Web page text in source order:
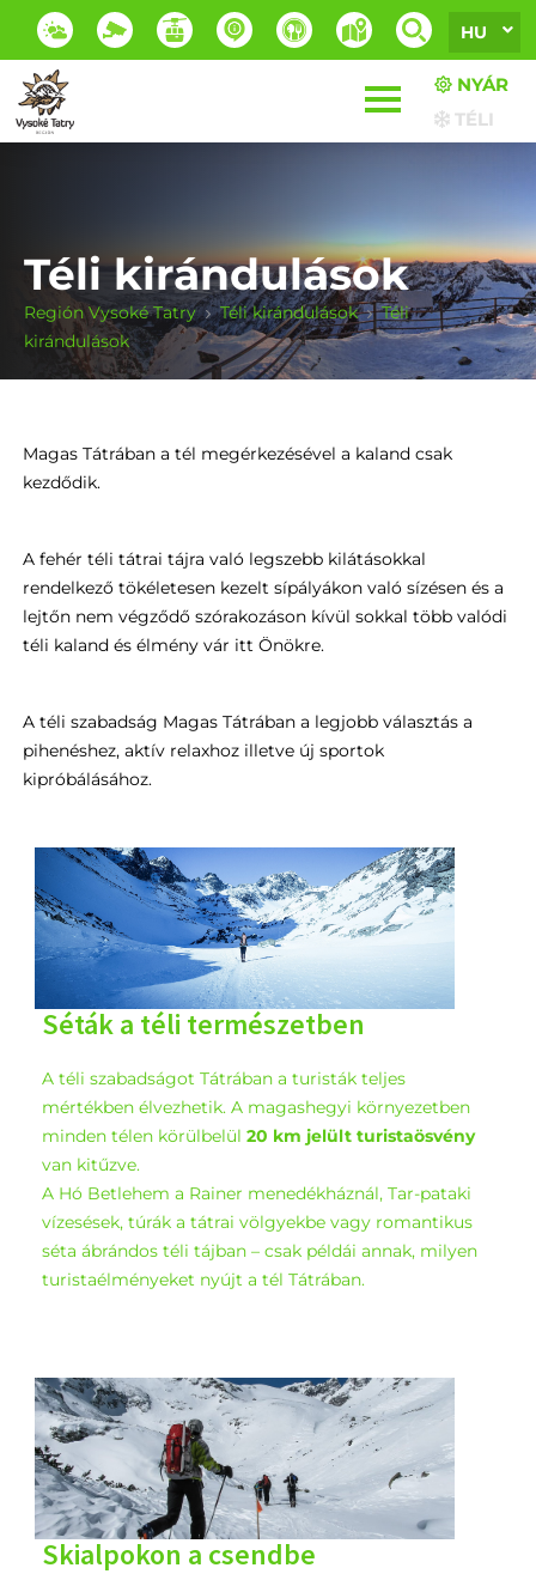
HU
NYÁR
TÉLI
Téli kirándulások
Región Vysoké Tatry Téli kirándulások
Téli
kirándulások
Magas Tátrában a tél megérkezésével a kaland csak
kezdődik.
A fehér téli tátrai tájra való legszebb kilátásokkal
rendelkező tökéletesen kezelt sípályákon való sízésen és a
lejtőn nem végződő szórakozáson kívül sokkal több valódi
téli kaland és élmény vár itt Önökre.
A téli szabadság Magas Tátrában a legjobb választás a
pihenéshez, aktív relaxhoz illetve új sportok
kipróbálásához.
Séták a téli természetben
A téli szabadságot Tátrában a turisták teljes
mértékben élvezhetik. A magashegyi környezetben
minden télen körülbelül 20 km jelült turistaösvény
van kitűzve.
A Hó Betlehem a Rainer menedékháznál, Tar-pataki
vízesések, túrák a tátrai völgyekbe vagy romantikus
séta ábrándos téli tájban – csak példái annak, milyen
turistaélményeket nyújt a tél Tátrában.
Skialpokon a csendbe